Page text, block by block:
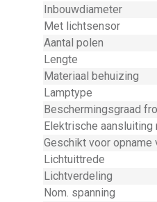
Inbouwdiameter
Met lichtsensor
Aantal polen
Lengte
Materiaal behuizing
Lamptype
Beschermingsgraad
Elektrische
Geschikt voor
Lichtuittrede
Lichtverdeling
Nom. spanning